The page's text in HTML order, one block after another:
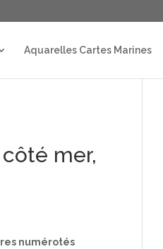
Aquarelles Cartes Marines
mer,
numérotés